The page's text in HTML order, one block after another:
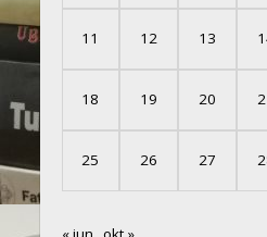
11 12 13
18 19 20
25 26 27